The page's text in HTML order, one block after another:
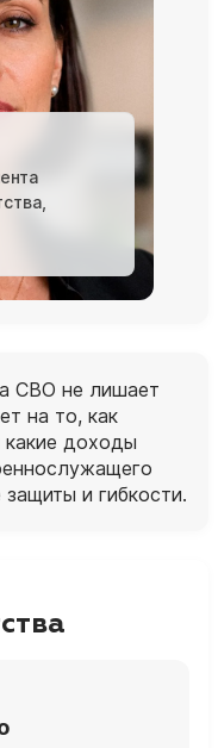
СВО не лишает
на то, как
доходы
и гибкости.